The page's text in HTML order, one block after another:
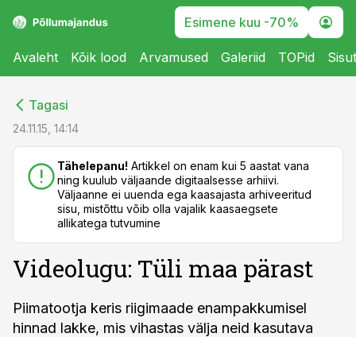
Esimene kuu -70%
Avaleht Kõik lood Arvamused Galeriid TOPid
Tagasi
24.11.15, 14:14
Tähelepanu! Artikkel on enam kui 5 aastat vana
ning kuulub väljaande digitaalsesse arhiivi.
Väljaanne ei uuenda ega kaasajasta arhiveeritud
sisu, mistõttu võib olla vajalik kaasaegsete
allikatega tutvumine
Videolugu: Tüli maa pärast
Piimatootja keris riigimaade enampakkumisel
hinnad lakke, mis vihastas välja neid kasutava